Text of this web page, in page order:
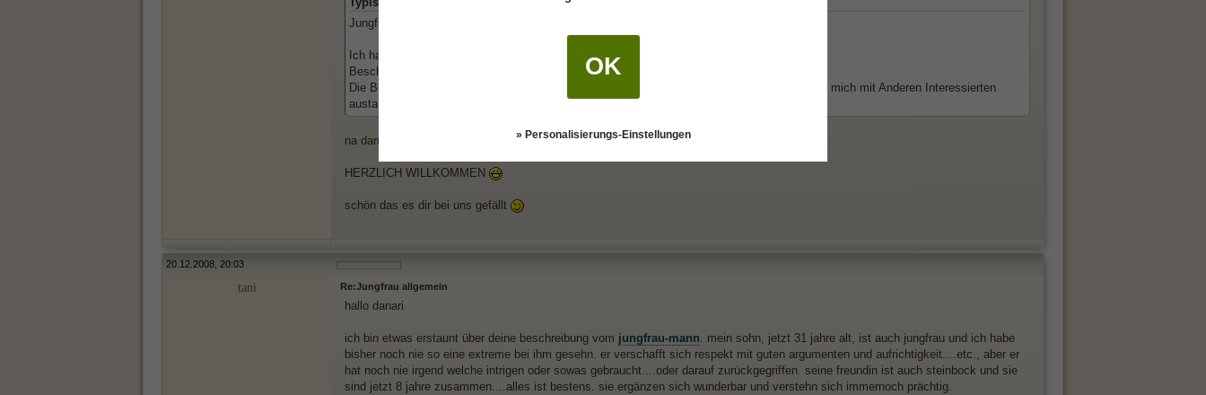
Jungfrau[/url]]Hallo liebes Forum
Ich habe mich heute bei Euch angemeldet, nach dem ich im Internet auf der Suche nach
Beschreibung der
Frauen war, und hier fündig wurde.
Die Beschreibung traf so auf den Punkt, daß ich extremst verblüfft war, und ich es toll finde, mich mit Anderen Interessierten
austauschen zu können.
na dann....
HERZLICH WILLKOMMEN
schön das es dir bei uns gefällt
20.12.2008, 20:03
tani Re:Jungfrau allgemein
hallo danari
ich bin etwas erstaunt über deine beschreibung vom jungfrau-mann. mein sohn, jetzt 31 jahre alt, ist auch jungfrau und ich habe
bisher noch nie so eine extreme bei ihm gesehn. er verschafft sich respekt mit guten argumenten und aufrichtigkeit....etc., aber er
hat noch nie irgend welche intrigen oder sowas gebraucht....oder darauf zurückgegriffen. seine freundin ist auch steinbock und sie
sind jetzt 8 jahre zusammen....alles ist bestens. sie ergänzen sich wunderbar und verstehn sich immernoch prächtig.
OK
» Personalisierungs-Einstellungen